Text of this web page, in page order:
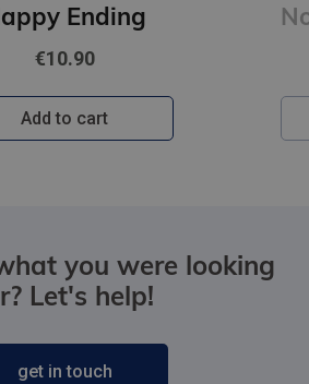
€35.95
Add to cart
you were looking
Let's help!
get in touch